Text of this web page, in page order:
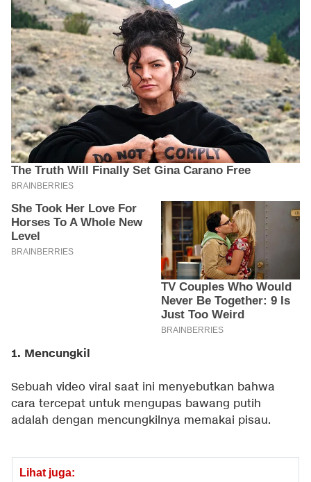
1. Mencungkil
Sebuah video viral saat ini menyebutkan bahwa
cara tercepat untuk mengupas bawang putih
adalah dengan mencungkilnya memakai pisau.
Lihat juga: